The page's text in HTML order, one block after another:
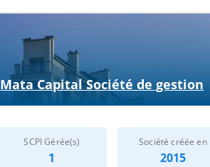
Mata Capital Société de gestion
SCPI Gérée(s)
1
Société créée en
2015